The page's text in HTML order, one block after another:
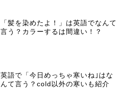
「髪を染めたよ！」は英語でなんて
言う？カラーするは間違い！？
英語で「今日めっちゃ寒いね｣はな
んて言う？cold以外の寒いも紹介